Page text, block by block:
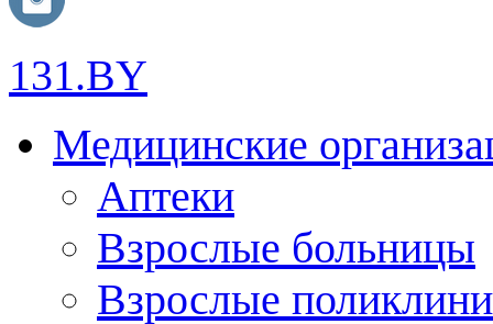
131.BY
Медицинские
Аптеки
Взрослые больницы
Взрослые